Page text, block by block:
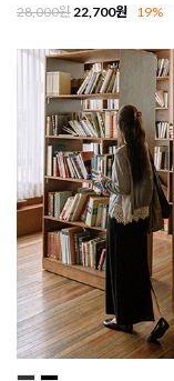
28,000원22,700원 19%